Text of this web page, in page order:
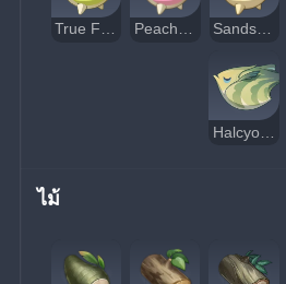
True Fruit Angler Peach of the Deep Waves Sandstorm Angler
ไม้